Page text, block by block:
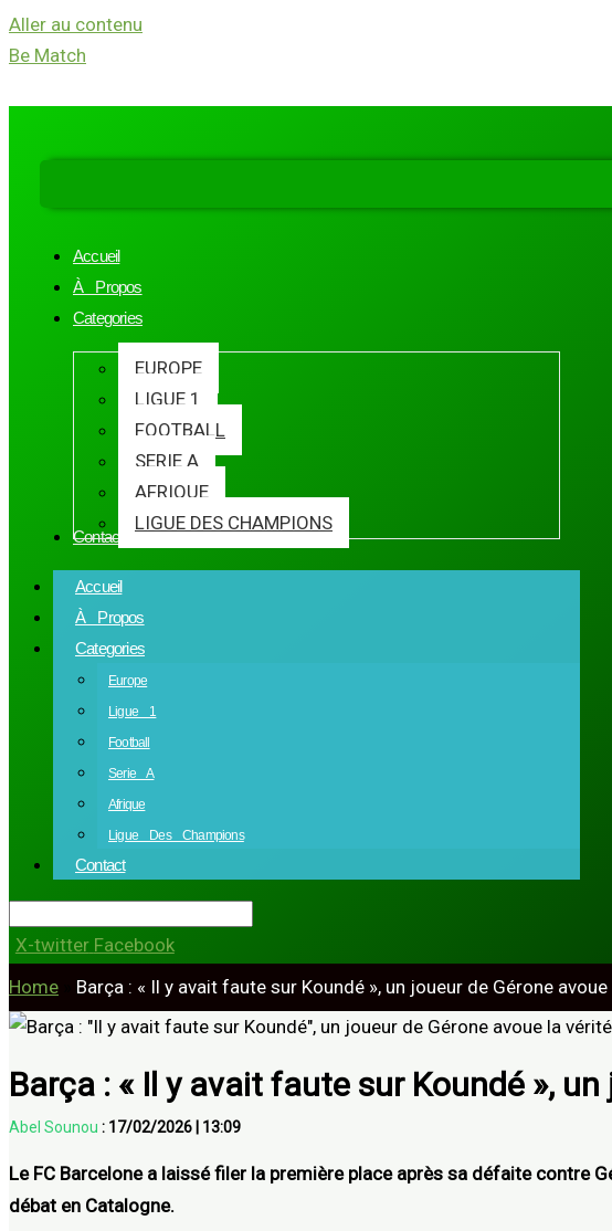
Aller au contenu
Be Match
Accueil
À Propos
Categories
EUROPE
LIGUE 1
FOOTBALL
SERIE A
AFRIQUE
LIGUE DES CHAMPIONS
Contact
Accueil
À Propos
Categories
Europe
Ligue 1
Football
Serie A
Afrique
Ligue Des Champions
Contact
X-twitter Facebook
Home
Barça : « Il y avait faute sur Koundé », un joueur de Gérone
Barça : « Il y avait faute sur Koundé »,
Abel Sounou : 17/02/2026 13:09
Le FC Barcelonea laissé filer la première place après sa défaite contre
débat en Catalogne.